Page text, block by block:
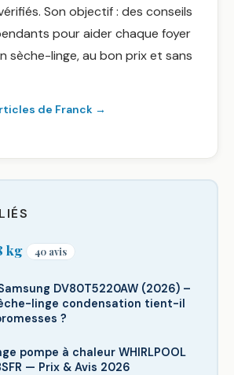
Son objectif : des conseils
pour aider chaque foyer
sèche-linge, au bon prix et sans
de Franck →
kg 40 avis
DV80T5220AW (2026) –
linge condensation tient-il
?
pompe à chaleur WHIRLPOOL
— Prix & Avis 2026